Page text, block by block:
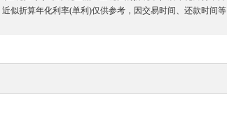
似折算年化利率(单利)仅供参考，因交易时间、还款时间等